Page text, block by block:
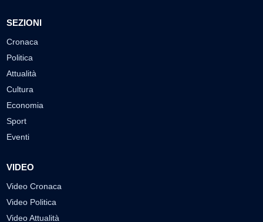
SEZIONI
Cronaca
Politica
Attualità
Cultura
Economia
Sport
Eventi
VIDEO
Video Cronaca
Video Politica
Video Attualità